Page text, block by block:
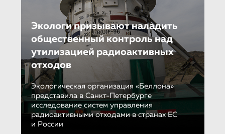
Экологи призывают наладить
общественный контроль над
утилизацией радиоактивных
отходов
Экологическая организация «Беллона»
представила в Санкт-Петербурге
исследование систем управления
радиоактивными отходами в странах ЕС
и России